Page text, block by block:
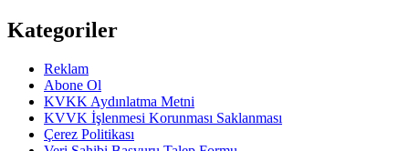
Kategoriler
Reklam
Abone Ol
KVKK Aydınlatma Metni
KVVK İşlenmesi Korunması Saklanması
Çerez Politikası